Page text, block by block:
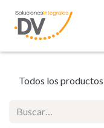
Todos los productos